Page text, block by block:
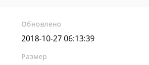
Обновлено
2018-10-27 06:13:39
Размер